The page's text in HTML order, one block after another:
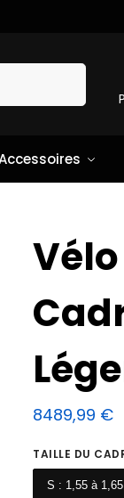
8489,99 €
TAILLE DU
S : 1,55 à